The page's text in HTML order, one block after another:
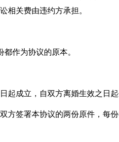
相关费由违约方承担。
作为协议的原本。
起成立，自双方离婚生效之日起
方签署本协议的两份原件，每